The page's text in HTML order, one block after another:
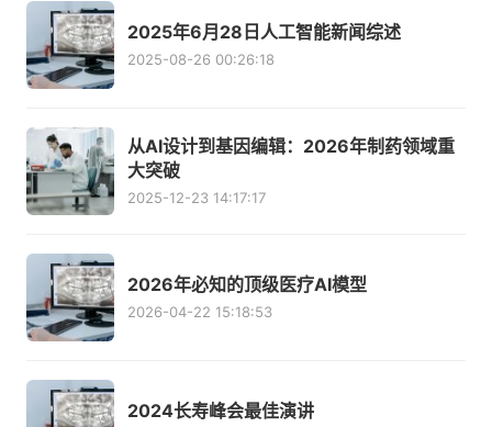
2025年6月28日人工智能新闻综述
2025-08-26 00:26:18
从AI设计到基因编辑：2026年制药领域重
大突破
2025-12-23 14:17:17
2026年必知的顶级医疗AI模型
2026-04-22 15:18:53
2024长寿峰会最佳演讲